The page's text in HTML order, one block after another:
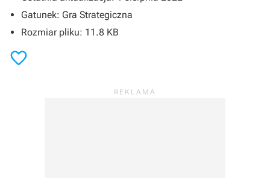
Gatunek: Gra Strategiczna
Rozmiar pliku: 11.8 KB
